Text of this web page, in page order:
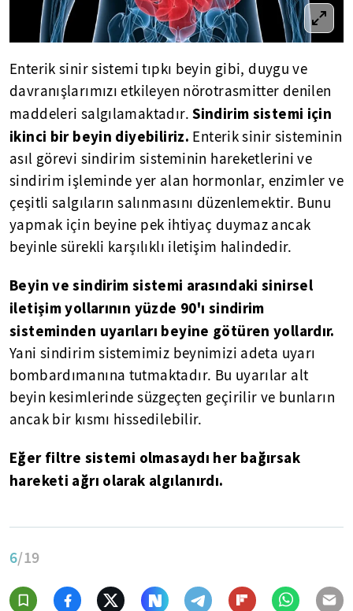
Enterik sinir sistemi tıpkı beyin gibi, duygu ve
davranışlarımızı etkileyen nörotrasmitter denilen
maddeleri salgılamaktadır.Sindirim sistemi için
ikinci bir beyin diyebiliriz. Enterik sinir sisteminin
asıl görevi sindirim sisteminin hareketlerini ve
sindirim işleminde yer alan hormonlar, enzimler ve
çeşitli salgıların salınmasını düzenlemektir. Bunu
yapmak için beyine pek ihtiyaç duymaz ancak
beyinle sürekli karşılıklı iletişim halindedir.
Beyin ve sindirim sistemi arasındaki sinirsel
iletişim yollarının yüzde 90'ı sindirim
sisteminden uyarıları beyine götüren yollardır.
Yani sindirim sistemimiz beynimizi adeta uyarı
bombardımanına tutmaktadır. Bu uyarılar alt
beyin kesimlerinde süzgeçten geçirilir ve bunların
ancak bir kısmı hissedilebilir.
Eğer filtre sistemi olmasaydı her bağırsak
hareketi ağrı olarak algılanırdı.
6/19